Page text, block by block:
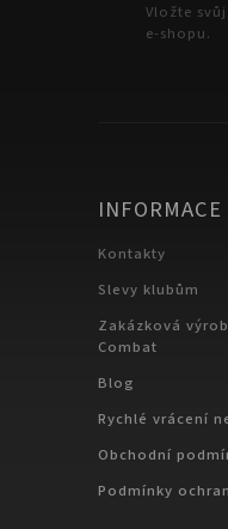
Vložte
e-shopu.
INFORMACE
Kontakty
Slevy klubům
Zakázková
Combat
Blog
Rychlé vrácení
Obchodní
Podmínky